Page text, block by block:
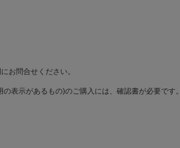
お問合せください。
表示があるもの)のご購入には、確認書が必要です。